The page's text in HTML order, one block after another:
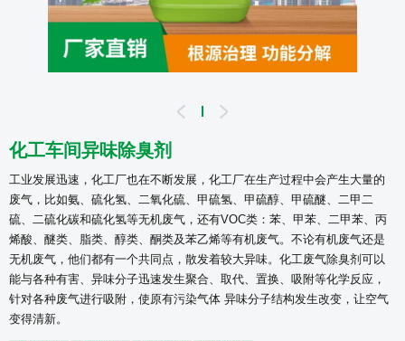
化工车间异味除臭剂
工业发展迅速，化工厂也在不断发展，化工厂在生产过程中会产生大量的
废气，比如氨、硫化氢、二氧化硫、甲硫氢、甲硫醇、甲硫醚、二甲二
硫、二硫化碳和硫化氢等无机废气，还有VOC类：苯、甲苯、二甲苯、丙
烯酸、醚类、脂类、醇类、酮类及苯乙烯等有机废气。 不论有机废气还是
无机废气，他们都有一个共同点，散发着较大异味。化工废气除臭剂可以
能与各种有害、异味分子迅速发生聚合、取代、置换、吸附等化学反应，
针对各种废气进行吸附，使原有污染气体 异味分子结构发生改变，让空气
变得清新。